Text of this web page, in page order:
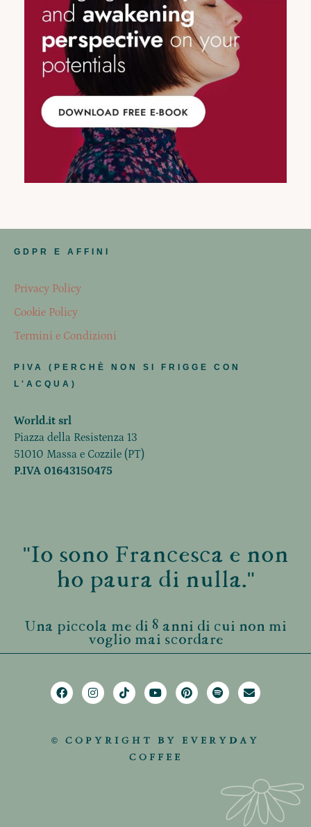
GDPR E AFFINI
Privacy Policy
Cookie Policy
Termini e Condizioni
PIVA (PERCHÈ NON SI FRIGGE CON
L'ACQUA)
World.it srl
Piazza della Resistenza 13
51010 Massa e Cozzile (PT)
P.IVA 01643150475
"Io sono Francesca e non
ho paura di nulla."
Una piccola me di 8 anni di cui non mi
voglio mai scordare
© COPYRIGHT BY EVERYDAY
COFFEE